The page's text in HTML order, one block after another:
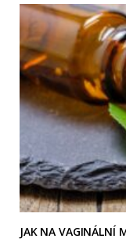
JAK NA VAGINÁLNÍ